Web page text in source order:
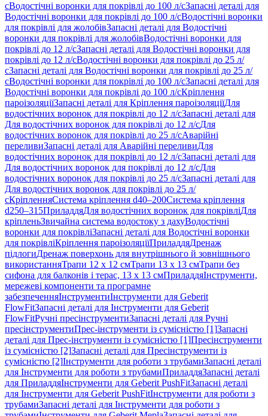
сВодостічні воронки для покрівлі до 100 л/сЗапасні деталі для
Водостічні воронки для покрівлі до 100 л/сВодостічні воронки
для покрівлі для жолобівЗапасні деталі для Водостічні
воронки для покрівлі для жолобівВодостічні воронки для
покрівлі до 12 л/сЗапасні деталі для Водостічні воронки для
покрівлі до 12 л/сВодостічні воронки для покрівлі до 25 л/
сЗапасні деталі для Водостічні воронки для покрівлі до 25 л/
сВодостічні воронки для покрівлі до 100 л/сЗапасні деталі для
Водостічні воронки для покрівлі до 100 л/сКріплення
пароізоляціїЗапасні деталі для Кріплення пароізоляціїДля
водостічних воронок для покрівлі до 12 л/сЗапасні деталі для
Для водостічних воронок для покрівлі до 12 л/сДля
водостічних воронок для покрівлі до 25 л/сАварійні
переливиЗапасні деталі для Аварійні переливиДля
водостічних воронок для покрівлі до 12 л/сЗапасні деталі для
Для водостічних воронок для покрівлі до 12 л/сДля
водостічних воронок для покрівлі до 25 л/сЗапасні деталі для
Для водостічних воронок для покрівлі до 25 л/
сКріпленняСистема кріплення d40–200Система кріплення
d250–315ПриладдяДля водостічних воронок для покрівліДля
кріпленьЗвичайна система водостоку з дахуВодостічні
воронки для покрівліЗапасні деталі для Водостічні воронки
для покрівліКріплення пароізоляціїПриладдяДренаж
підлогиДренаж поверхонь для внутрішнього й зовнішнього
використанняТрапи 12 x 12 смТрапи 13 x 13 смТрапи без
сифона для балконів і терас, 13 x 13 смПриладдяІнструменти,
мережеві компоненти та програмне
забезпеченняІнструментиІнструменти для Geberit
FlowFitЗапасні деталі для Інструменти для Geberit
FlowFitРучні пресінструментиЗапасні деталі для Ручні
пресінструментиПрес-інструменти із сумісністю [1]Запасні
деталі для Прес-інструменти із сумісністю [1]Пресінструменти
із сумісністю [2]Запасні деталі для Пресінструменти із
сумісністю [2]Інструменти для роботи з трубамиЗапасні деталі
для Інструменти для роботи з трубамиПриладдяЗапасні деталі
для ПриладдяІнструменти для Geberit PushFitЗапасні деталі
для Інструменти для Geberit PushFitІнструменти для роботи з
трубамиЗапасні деталі для Інструменти для роботи з